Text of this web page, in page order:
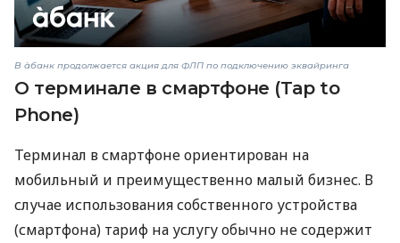
В àбанк продолжается акция для ФЛП по подключению эквайринга
О терминале в смартфоне (Tap to
Phone)
Терминал в смартфоне ориентирован на
мобильный и преимущественно малый бизнес. В
случае использования собственного устройства
(смартфона) тариф на услугу обычно не содержит